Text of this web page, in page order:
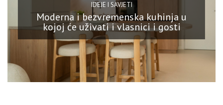
IDEJE I SAVJETI
Moderna i bezvremenska kuhinja u
kojoj će uživati i vlasnici i gosti